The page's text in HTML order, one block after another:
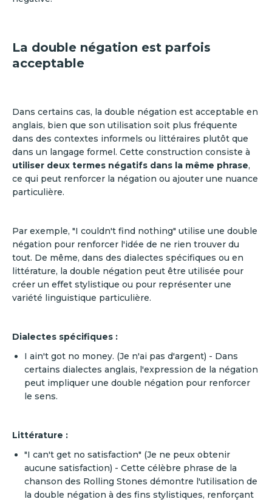
La double négation est parfois
acceptable
Dans certains cas, la double négation est acceptable en
anglais, bien que son utilisation soit plus fréquente
dans des contextes informels ou littéraires plutôt que
dans un langage formel. Cette construction consiste à
utiliser deux termes négatifs dans la même phrase,
ce qui peut renforcer la négation ou ajouter une nuance
particulière.
Par exemple, "I couldn't find nothing" utilise une double
négation pour renforcer l'idée de ne rien trouver du
tout. De même, dans des dialectes spécifiques ou en
littérature, la double négation peut être utilisée pour
créer un effet stylistique ou pour représenter une
variété linguistique particulière.
Dialectes spécifiques :
I ain't got no money. (Je n'ai pas d'argent) - Dans
certains dialectes anglais, l'expression de la négation
peut impliquer une double négation pour renforcer
le sens.
Littérature :
"I can't get no satisfaction" (Je ne peux obtenir
aucune satisfaction) - Cette célèbre phrase de la
chanson des Rolling Stones démontre l'utilisation de
la double négation à des fins stylistiques, renforçant